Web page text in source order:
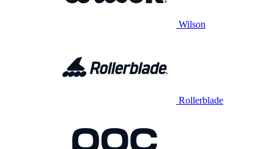
Wilson
Rollerblade